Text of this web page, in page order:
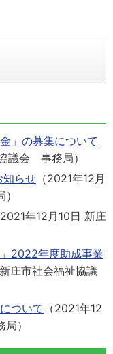
」の募集について
議会 事務局）
知らせ （2021年12月
）
2021年12月10日 新庄
2022年度助成事業
新庄市社会福祉協議
ついて （2021年12
局）